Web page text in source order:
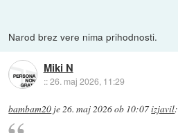
Narod brez vere nima prihodnosti.
Miki N
::26. maj 2026, 11:29
bambam20 je26. maj 2026 ob 10:07izjavil: